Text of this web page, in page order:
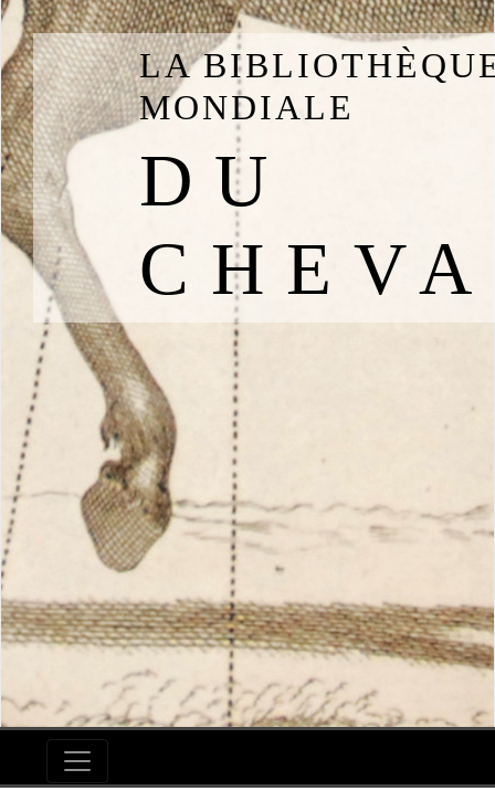
LA
MONDIALE
DU